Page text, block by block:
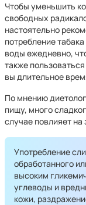
Чтобы уменьшить
свободных
настоятельно
потребление
воды ежедневно,
также
вы длительное
По мнению
пищу, много
случае повлияет
Употребление
обработанного
высоким
углеводы и
кожи,